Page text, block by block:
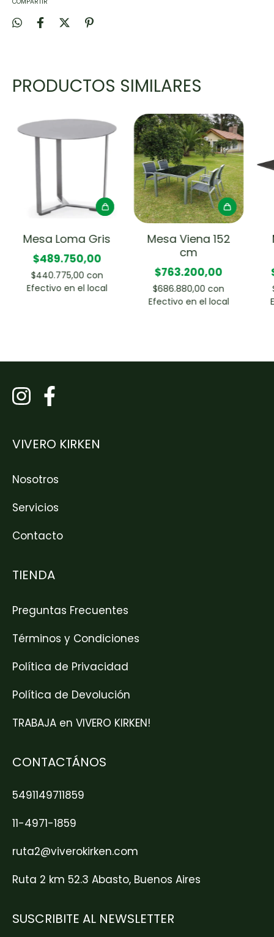
PRODUCTOS SIMILARES
Mesa Loma Gris
$489.750,00
$440.775,00 con
Efectivo en el local
Mesa Viena 152
cm
$763.200,00
$686.880,00con
Efectivo en el local
VIVERO KIRKEN
Nosotros
Servicios
Contacto
TIENDA
Preguntas Frecuentes
Términos y Condiciones
Política de Privacidad
Política de Devolución
TRABAJA en VIVERO KIRKEN!
CONTACTÁNOS
5491149711859
11-4971-1859
ruta2@viverokirken.com
Ruta 2 km 52.3 Abasto, Buenos Aires
SUSCRIBITE AL NEWSLETTER